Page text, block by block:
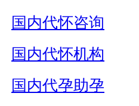
国内代怀咨询
国内代怀机构
国内代孕助孕